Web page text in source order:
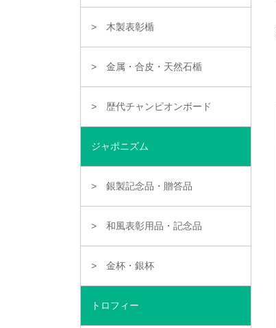
木製表彰楯
金属・合皮・天然石楯
歴代チャンピオンボード
ジャポニズム
銀製記念品・贈答品
和風表彰用品・記念品
金杯・銀杯
トロフィー